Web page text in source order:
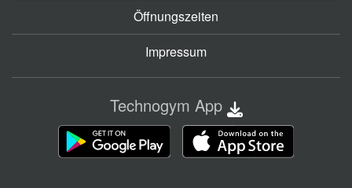
Öffnungszeiten
Impressum
Technogym App